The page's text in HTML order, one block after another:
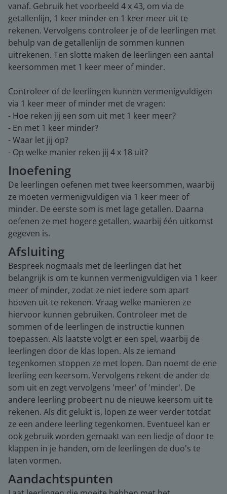
vanaf. Gebruik het voorbeeld 4 x 43, om via de
getallenlijn, 1 keer minder en 1 keer meer uit te
rekenen. Vervolgens controleer je of de leerlingen met
behulp van de getallenlijn de sommen kunnen
uitrekenen. Ten slotte maken de leerlingen een aantal
keersommen met 1 keer meer of minder.
Controleer of de leerlingen kunnen vermenigvuldigen
via 1 keer meer of minder met de vragen:
- Hoe reken jij een som uit met 1 keer meer?
- En met 1 keer minder?
- Waar let jij op?
- Op welke manier reken jij 4 x 18 uit?
Inoefening
De leerlingen oefenen met twee keersommen, waarbij
ze moeten vermenigvuldigen via 1 keer meer of
minder. De eerste som is met lage getallen. Daarna
oefenen ze met hogere getallen, waarbij één uitkomst
gegeven is.
Afsluiting
Bespreek nogmaals met de leerlingen dat het
belangrijk is om te kunnen vermenigvuldigen via 1 keer
meer of minder, zodat ze niet iedere som apart
hoeven uit te rekenen. Vraag welke manieren ze
hiervoor kunnen gebruiken. Controleer met de
sommen of de leerlingen de instructie kunnen
toepassen. Als laatste volgt er een spel, waarbij de
leerlingen door de klas lopen. Als ze iemand
tegenkomen stoppen ze met lopen. Dan noemt de ene
leerling een keersom. Vervolgens rekent de ander de
som uit en zegt vervolgens 'meer' of 'minder'. De
andere leerling probeert nu de nieuwe keersom uit te
rekenen. Als dit gelukt is, lopen ze weer verder totdat
ze een andere leerling tegenkomen. Eventueel kan er
ook gebruik worden gemaakt van een liedje of door te
klappen in je handen, om de leerlingen de duo's te
laten vormen.
Aandachtspunten